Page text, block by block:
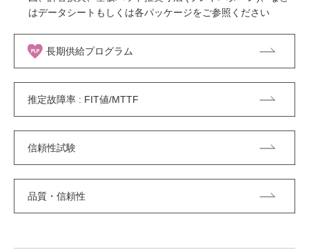
はデータシートもしくは各パッケージをご参照ください
長期供給プログラム
推定故障率 : FIT値/MTTF
信頼性試験
品質・信頼性